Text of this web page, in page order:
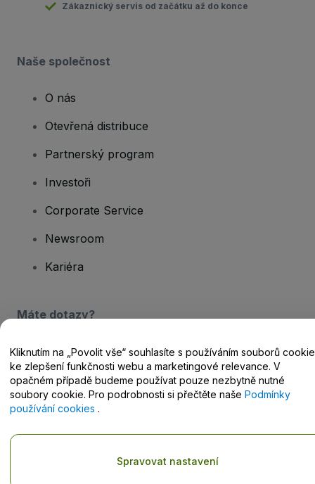
Zákaznický servis od začátku až do konce
Naše společnost
O nás
Otevřená distribuce
Partnerský program
Investoři
Corporate Service
Newsroom
Kariéra
Máte dotazy?
Centrum nápovědy / Kontakt
Copyright © viagogo GmbH 2026 Podrobnosti o společnosti
Obchodními podmínkami, Zásadami ochrany osobních údajů
Zásadami používání cookiesaZásadami ochrany osobních údajů
Kliknutím na „Povolit vše“ souhlasíte s používáním souborů cookie
ke zlepšení funkčnosti webu a marketingové relevance. V
opačném případě budeme používat pouze nezbytně nutné
soubory cookie. Pro podrobnosti si přečtěte naše Podmínky
používání cookies .
Spravovat nastavení